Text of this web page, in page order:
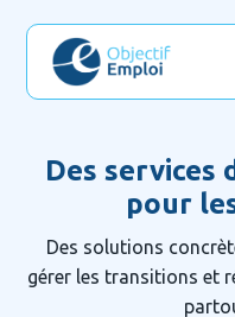
Des services
pour
Des solutions
gérer les transitions et